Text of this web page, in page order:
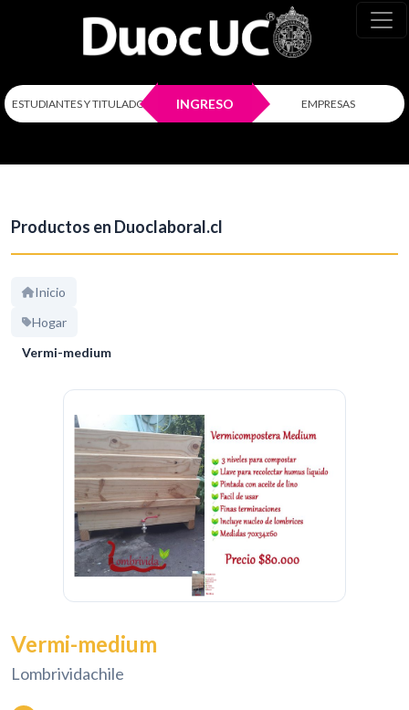
ESTUDIANTES Y TITULADOS INGRESO EMPRESAS
Productos en Duoclaboral.cl
Inicio
Hogar
Vermi-medium
Vermi-medium
Lombrividachile